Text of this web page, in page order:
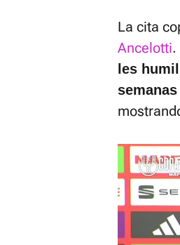
La cita
Ancelotti.
les